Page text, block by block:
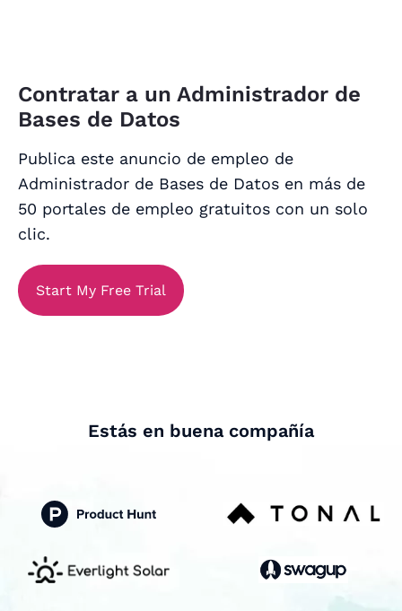
Contratar a un Administrador de
Bases de Datos
Publica este anuncio de empleo de
Administrador de Bases de Datos en más de
50 portales de empleo gratuitos con un solo
clic.
Start My Free Trial
Estás en buena compañía